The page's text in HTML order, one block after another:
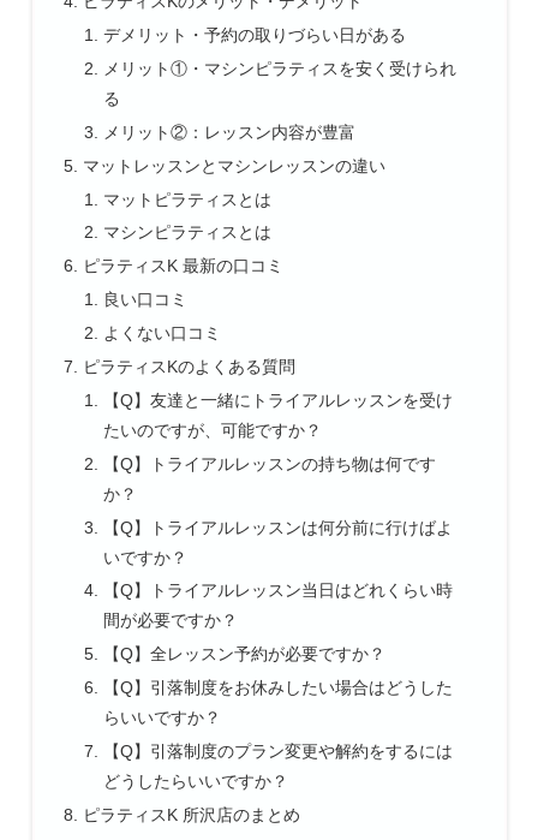
デメリット・予約の取りづらい日がある
メリット①・マシンピラティスを安く受けられ
る
メリット②：レッスン内容が豊富
マットレッスンとマシンレッスンの違い
マットピラティスとは
マシンピラティスとは
ピラティスK 最新の口コミ
良い口コミ
よくない口コミ
ピラティスKのよくある質問
【Q】友達と一緒にトライアルレッスンを受け
たいのですが、可能ですか？
【Q】トライアルレッスンの持ち物は何です
か？
【Q】トライアルレッスンは何分前に行けばよ
いですか？
【Q】トライアルレッスン当日はどれくらい時
間が必要ですか？
【Q】全レッスン予約が必要ですか？
【Q】引落制度をお休みしたい場合はどうした
らいいですか？
【Q】引落制度のプラン変更や解約をするには
どうしたらいいですか？
ピラティスK 所沢店のまとめ